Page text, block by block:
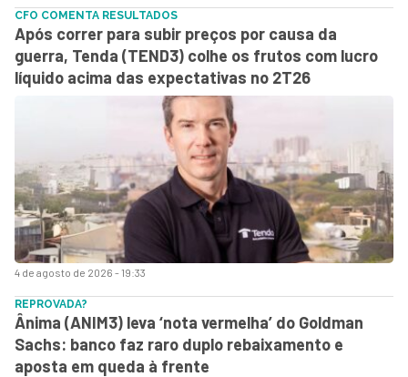
4 de agosto de 2026 - 19:33
CFO COMENTA RESULTADOS
Após correr para subir preços por causa da
guerra, Tenda (TEND3) colhe os frutos com lucro
líquido acima das expectativas no 2T26
REPROVADA?
Ânima (ANIM3) leva ‘nota vermelha’ do Goldman
Sachs: banco faz raro duplo rebaixamento e
aposta em queda à frente